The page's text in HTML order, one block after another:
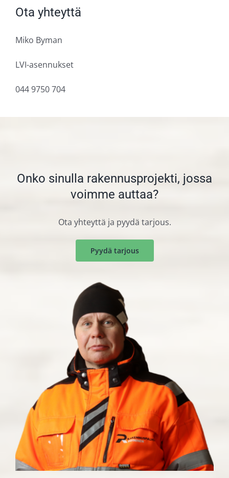
Ota yhteyttä
Miko Byman
LVI-asennukset
044 9750 704
Onko sinulla rakennusprojekti, jossa
voimme auttaa?
Ota yhteyttä ja pyydä tarjous.
Pyydä tarjous